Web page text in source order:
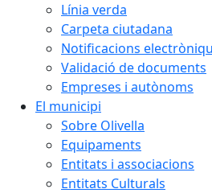
Línia verda
Carpeta ciutadana
Notificacions
Validació de documents
Empreses i autònoms
El municipi
Sobre Olivella
Equipaments
Entitats i associacions
Entitats Culturals